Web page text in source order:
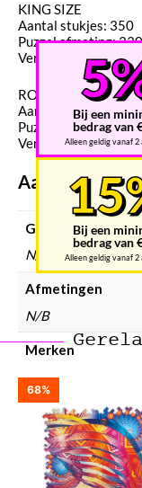
KING SIZE
Aantal stukjes: 350
Puzzel afmeting:
Verpakking: 199 x
ROYAL SIZE
Aantal stukjes: 700
Puzzel afmeting: 450
Verpakking: 242 x
Aanvullende
Gewicht
N/B
Afmetingen
N/B
Merken
UNIDRAGON
Puzzel aantal
0 – 499 stukjes,
Puzzel gewicht
Bij een
bedrag van
Alleen geldig vanaf
Bij een
bedrag van
Alleen geldig vanaf
68%